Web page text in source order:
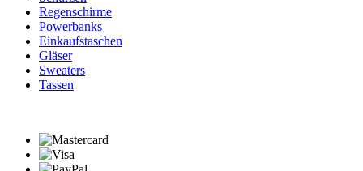
Regenschirme
Powerbanks
Einkaufstaschen
Gläser
Sweaters
Tassen